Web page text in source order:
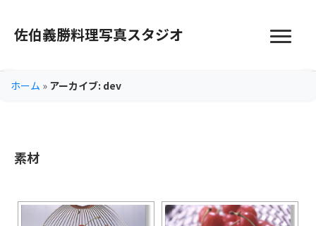
佐伯義勝料理写真スタジオ
ホーム » アーカイブ: dev
素材